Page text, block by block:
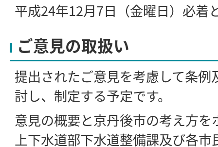
平成24年12月7日（金曜日）必着
ご意見の取扱い
提出されたご意見を考慮して条例
討し、制定する予定です。
意見の概要と京丹後市の考え方を
上下水道部下水道整備課及び各